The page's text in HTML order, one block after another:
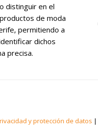
distinguir en el
de moda
permitiendo a
dichos
precisa.
y protección de datos |